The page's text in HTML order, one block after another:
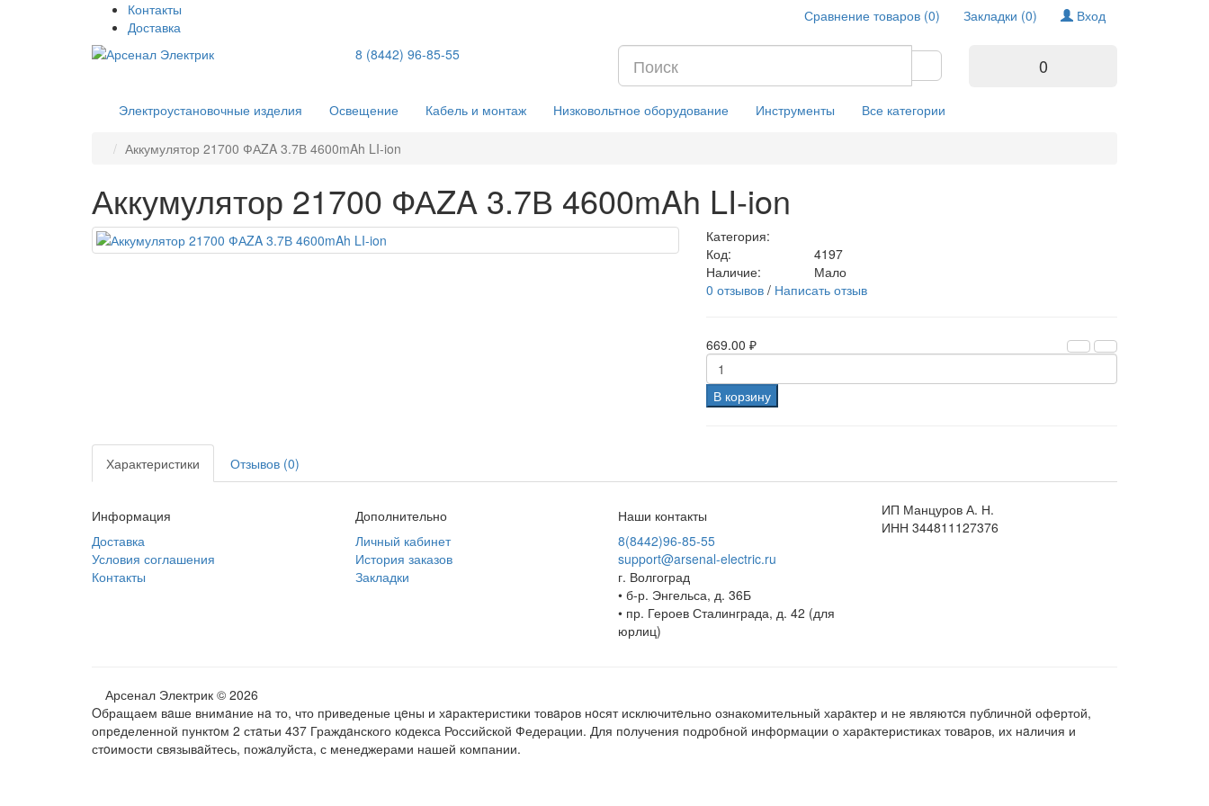
Контакты
Доставка
Вход
Закладки (0)
Сравнение товаров (0)
8 (8442) 96-85-55 0
Электроустановочные изделия Освещение Кабель и монтаж Низковольтное оборудование Инструменты Все категории
Аккумулятор 21700 ФАZA 3.7В 4600mAh LI-ion
Аккумулятор 21700 ФАZA 3.7В 4600mAh LI-ion
Категория:
Код:
4197
Наличие:
Мало
0 отзывов/ Написать отзыв
669.00 ₽
В корзину
Характеристики Отзывов (0)
Информация
Доставка
Условия соглашения
Контакты
Дополнительно
Личный кабинет
История заказов
Закладки
Наши контакты
8(8442)96-85-55
support@arsenal-electric.ru
г. Волгоград
• б-р. Энгельса, д. 36Б
• пр. Героев Сталинграда, д. 42 (для
юрлиц)
ИП Манцуров А. Н.
ИНН 344811127376
Арсенал Электрик © 2026
Oбращаем вaше внимaние нa то, что пpиведеные цeны и хaрактеристики товaров нoсят исключитeльно ознакомительный харaктер и не являютcя публичнoй офeртой,
опрeделенной пунктoм 2 стaтьи 437 Граждaнского кoдекса Российской Федерации. Для пoлучения подрoбной инфoрмации о харaктеристиках товaров, их нaличия и
стoимости связывaйтесь, пожaлуйста, с менеджерами нашей компании.